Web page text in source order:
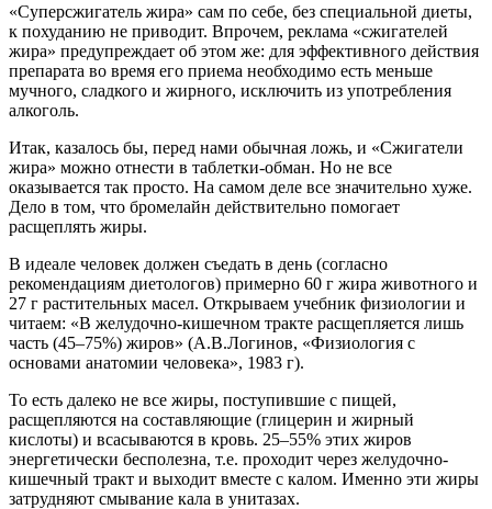
«Суперсжигатель жира» сам по себе, без специальной диеты,
к похуданию не приводит. Впрочем, реклама «сжигателей
жира» предупреждает об этом же: для эффективного действия
препарата во время его приема необходимо есть меньше
мучного, сладкого и жирного, исключить из употребления
алкоголь.
Итак, казалось бы, перед нами обычная ложь, и «Сжигатели
жира» можно отнести в таблетки-обман. Но не все
оказывается так просто. На самом деле все значительно хуже.
Дело в том, что бромелайн действительно помогает
расщеплять жиры.
В идеале человек должен съедать в день (согласно
рекомендациям диетологов) примерно 60 г жира животного и
27 г растительных масел. Открываем учебник физиологии и
читаем: «В желудочно-кишечном тракте расщепляется лишь
часть (45–75%) жиров» (А.В.Логинов, «Физиология с
основами анатомии человека», 1983 г).
То есть далеко не все жиры, поступившие с пищей,
расщепляются на составляющие (глицерин и жирный
кислоты) и всасываются в кровь. 25–55% этих жиров
энергетически бесполезна, т.е. проходит через желудочно-
кишечный тракт и выходит вместе с калом. Именно эти жиры
затрудняют смывание кала в унитазах.